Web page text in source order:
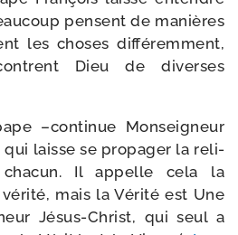
pensent de manières
les choses dif­fé­rem­ment,
Dieu de diverses
–conti­nue Monseigneur
qui laisse se pro­pa­ger la reli­
Il appelle cela la
mais la Vérité est Une
Jésus-​Christ, qui seul a